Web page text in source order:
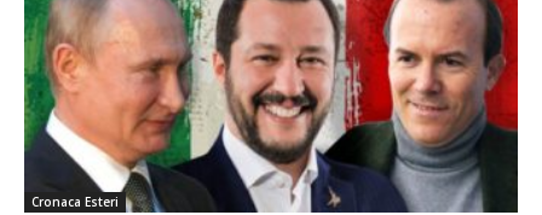
Cronaca Esteri